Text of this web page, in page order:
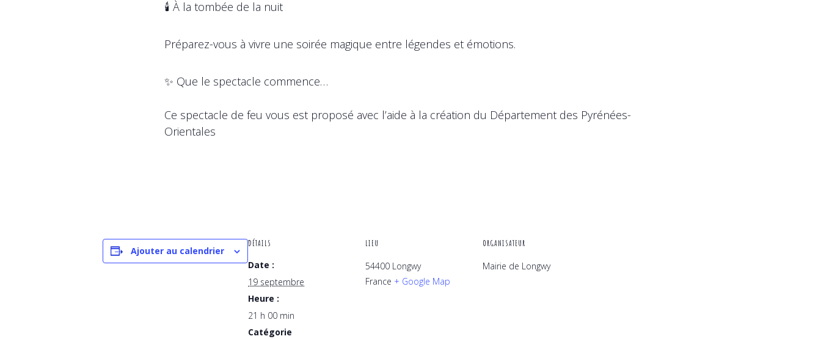
🕯️ À la tombée de la nuit
Préparez-vous à vivre une soirée magique entre légendes et émotions.
✨ Que le spectacle commence…
Ce spectacle de feu vous est proposé avec l’aide à la création du Département des Pyrénées-
Orientales
Ajouter au calendrier
DÉTAILS
Date :
19 septembre
Heure :
21 h 00 min
Catégorie
LIEU
54400 Longwy
France + Google Map
ORGANISATEUR
Mairie de Longwy